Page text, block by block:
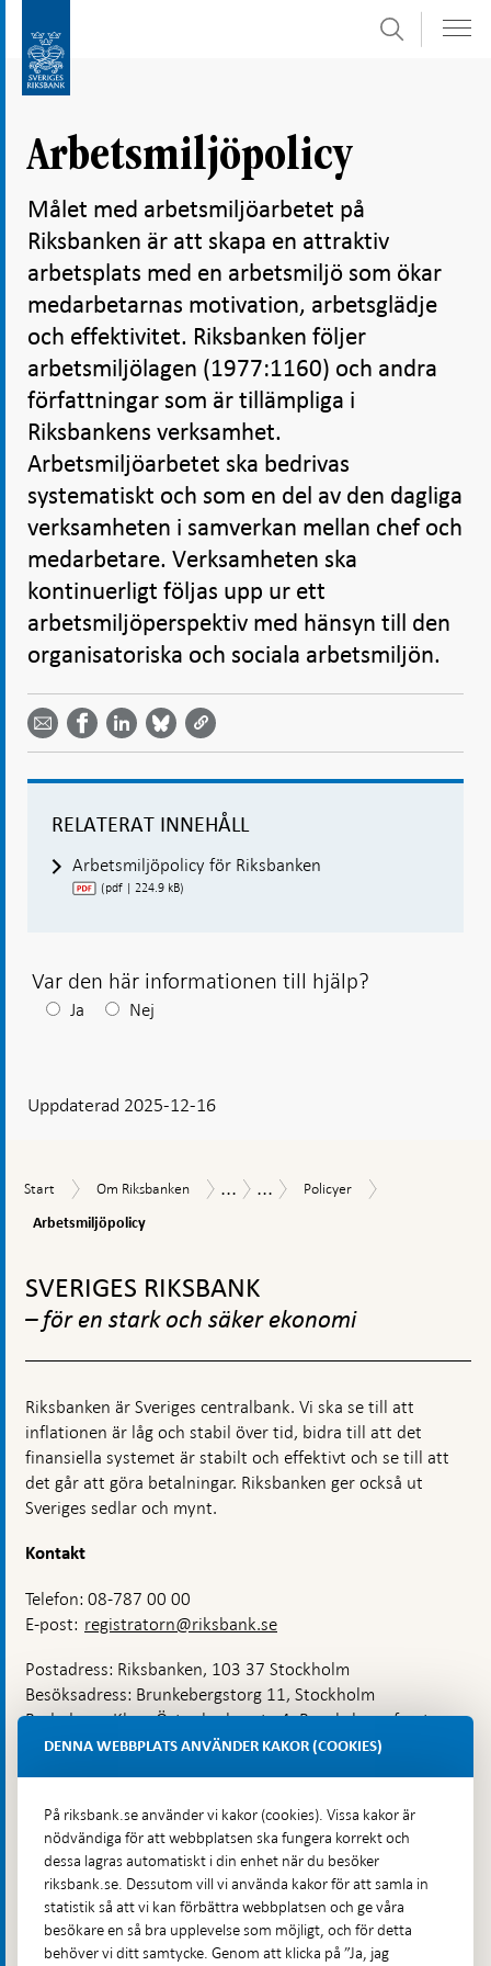
direkt
undersidor
Sök
Arbetsmiljöpolicy
Målet med arbetsmiljöarbetet på
Riksbanken är att skapa en attraktiv
arbetsplats med en arbetsmiljö som ökar
medarbetarnas motivation, arbetsglädje
och effektivitet. Riksbanken följer
arbetsmiljölagen (1977:1160) och andra
författningar som är tillämpliga i
Riksbankens verksamhet.
Arbetsmiljöarbetet ska bedrivas
systematiskt och som en del av den dagliga
verksamheten i samverkan mellan chef och
medarbetare. Verksamheten ska
kontinuerligt följas upp ur ett
arbetsmiljöperspektiv med hänsyn till den
organisatoriska och sociala arbetsmiljön.
Dela
email -
Öppnas
i ny flik
Dela på
Facebook
- Öppnas
Dela på
LinkedIn
-
Öppnas
i ny flik
på
Bluesky
-
i ny flik
på
Twitter
-
i ny flik
RELATERAT INNEHÅLL
Arbetsmiljöpolicy för Riksbanken
(pdf | 224.9 kB)
Var den här informationen till hjälp?
Efter
visas
Ja Nej
Uppdaterad 2025-12-16
Start
Start
Om
Om Riksbanken
Så
...
Internt
... Policyer
Policyer
Arbetsmiljöpolicy
toppnavigation
SVERIGES RIKSBANK
– för en stark och säker ekonomi
Riksbanken är Sveriges centralbank. Vi ska se till att
inflationen är låg och stabil över tid, bidra till att det
finansiella systemet är stabilt och effektivt och se till att
det går att göra betalningar. Riksbanken ger också ut
Sveriges sedlar och mynt.
Kontakt
Telefon: 08-787 00 00
E-post: registratorn@riksbank.se
Postadress: Riksbanken, 103 37 Stockholm
Besöksadress: Brunkebergstorg 11, Stockholm
Budadress: Klara Östra kyrkogata 4, Brunkebergsfaret,
Lastplats 6
Hitta direkt
Frågor och svar-
Öppnas
i
Till Riksbankens webbarkiv-
DENNA WEBBPLATS ANVÄNDER KAKOR (COOKIES)
På riksbank.se använder vi kakor (cookies). Vissa kakor är
nödvändiga för att webbplatsen ska fungera korrekt och
dessa lagras automatiskt i din enhet när du besöker
riksbank.se. Dessutom vill vi använda kakor för att samla in
statistik så att vi kan förbättra webbplatsen och ge våra
besökare en så bra upplevelse som möjligt, och för detta
behöver vi ditt samtycke. Genom att klicka på ”Ja, jag